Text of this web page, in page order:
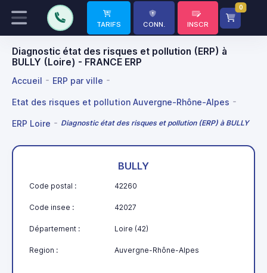
TARIFS CONN. INSCR
0
Diagnostic état des risques et pollution (ERP) à
BULLY (Loire) - FRANCE ERP
Accueil ERP par ville
Etat des risques et pollution Auvergne-Rhône-Alpes
ERP Loire Diagnostic état des risques et pollution (ERP) à BULLY
BULLY
Code postal : 42260
Code insee : 42027
Département : Loire (42)
Region : Auvergne-Rhône-Alpes